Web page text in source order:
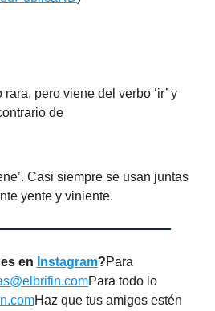
pero viene del verbo ‘ir’ y
de
Casi siempre se usan juntas
yente y viniente.
en Instagram?Para
Para todo lo
Haz que tus amigos estén